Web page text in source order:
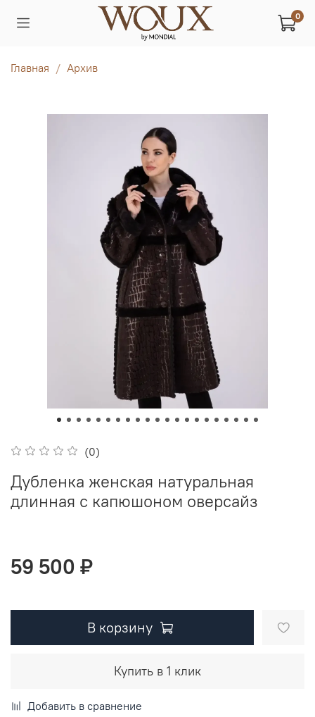
0
Главная Архив
(0)
Дубленка женская натуральная
длинная с капюшоном оверсайз
59 500 ₽
В корзину
Купить в 1 клик
Добавить в сравнение